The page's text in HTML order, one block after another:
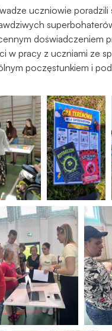
uczniowie poradzili
doświadczeniem
w pracy z uczniami ze
poczęstunkiem i